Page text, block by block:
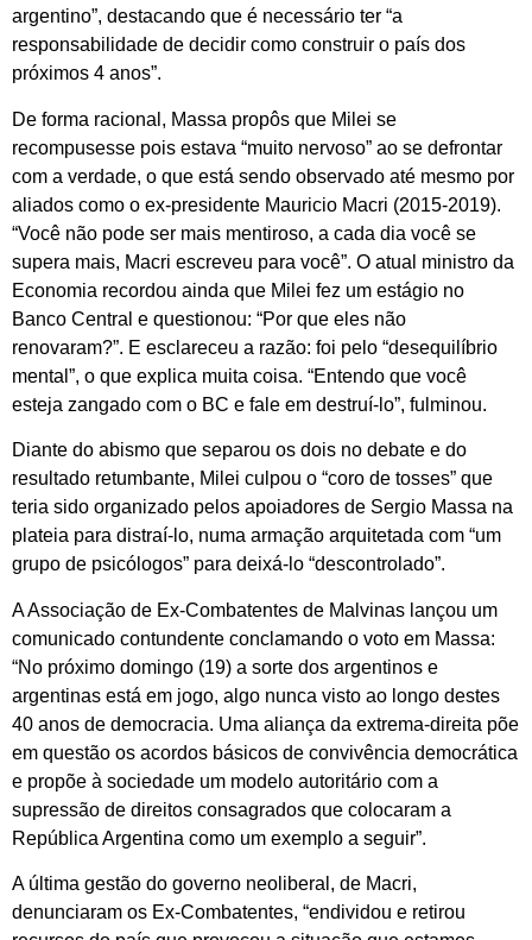
argentino”, destacando que é necessário ter “a
responsabilidade de decidir como construir o país dos
próximos 4 anos”.
De forma racional, Massa propôs que Milei se
recompusesse pois estava “muito nervoso” ao se defrontar
com a verdade, o que está sendo observado até mesmo por
aliados como o ex-presidente Mauricio Macri (2015-2019).
“Você não pode ser mais mentiroso, a cada dia você se
supera mais, Macri escreveu para você”. O atual ministro da
Economia recordou ainda que Milei fez um estágio no
Banco Central e questionou: “Por que eles não
renovaram?”. E esclareceu a razão: foi pelo “desequilíbrio
mental”, o que explica muita coisa. “Entendo que você
esteja zangado com o BC e fale em destruí-lo”, fulminou.
Diante do abismo que separou os dois no debate e do
resultado retumbante, Milei culpou o “coro de tosses” que
teria sido organizado pelos apoiadores de Sergio Massa na
plateia para distraí-lo, numa armação arquitetada com “um
grupo de psicólogos” para deixá-lo “descontrolado”.
A Associação de Ex-Combatentes de Malvinas lançou um
comunicado contundente conclamando o voto em Massa:
“No próximo domingo (19) a sorte dos argentinos e
argentinas está em jogo, algo nunca visto ao longo destes
40 anos de democracia. Uma aliança da extrema-direita põe
em questão os acordos básicos de convivência democrática
e propõe à sociedade um modelo autoritário com a
supressão de direitos consagrados que colocaram a
República Argentina como um exemplo a seguir”.
A última gestão do governo neoliberal, de Macri,
denunciaram os Ex-Combatentes, “endividou e retirou